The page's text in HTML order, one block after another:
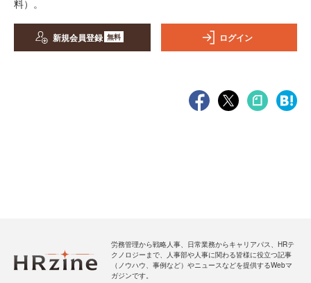
料）。
新規会員登録 無料 ログイン
労務管理から戦略人事、日常業務からキャリアパス、HRテ
クノロジーまで、人事部や人事に関わる皆様に役立つ記事
（ノウハウ、事例など）やニュースなどを提供するWebマ
ガジンです。